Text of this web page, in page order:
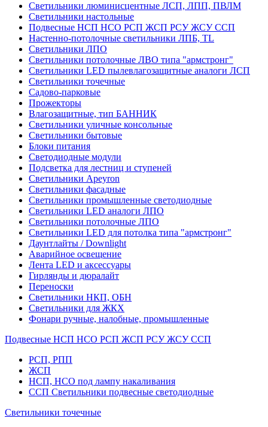
Светильники люминисцентные ЛСП, ЛПП, ПВЛМ
Светильники настольные
Подвесные НСП НСО РСП ЖСП РСУ ЖСУ ССП
Настенно-потолочные светильники ЛПБ, TL
Светильники ЛПО
Светильники потолочные ЛВО типа "армстронг"
Светильники LED пылевлагозащитные аналоги ЛСП
Светильники точечные
Садово-парковые
Прожекторы
Влагозащитные, тип БАННИК
Светильники уличные консольные
Светильники бытовые
Блоки питания
Светодиодные модули
Подсветка для лестниц и ступеней
Светильники Apeyron
Светильники фасадные
Светильники промышленные светодиодные
Светильники LED аналоги ЛПО
Светильники потолочные ЛПО
Светильники LED для потолка типа "армстронг"
Даунтлайты / Downlight
Аварийное освещение
Лента LED и аксессуары
Гирлянды и дюралайт
Переноски
Светильники НКП, ОБН
Светильники для ЖКХ
Фонари ручные, налобные, промышленные
Подвесные НСП НСО РСП ЖСП РСУ ЖСУ ССП
РСП, РПП
ЖСП
НСП, НСО под лампу накаливания
ССП Светильники подвесные светодиодные
Светильники точечные